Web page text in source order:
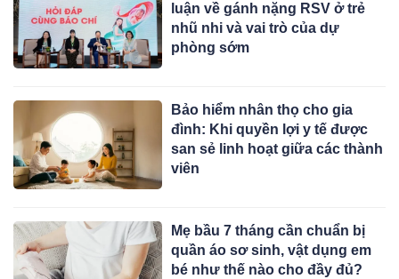
luận về gánh nặng RSV ở trẻ
nhũ nhi và vai trò của dự
phòng sớm
Bảo hiểm nhân thọ cho gia
đình: Khi quyền lợi y tế được
san sẻ linh hoạt giữa các thành
viên
Mẹ bầu 7 tháng cần chuẩn bị
quần áo sơ sinh, vật dụng em
bé như thế nào cho đầy đủ?